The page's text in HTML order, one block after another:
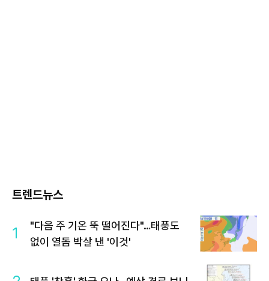
트렌드뉴스
1
"다음 주 기온 뚝 떨어진다"…태풍도
없이 열돔 박살 낸 '이것'